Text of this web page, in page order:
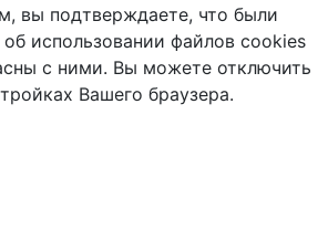
вы подтверждаете, что были
использовании файлов cookies
с ними. Вы можете отключить
Вашего браузера.